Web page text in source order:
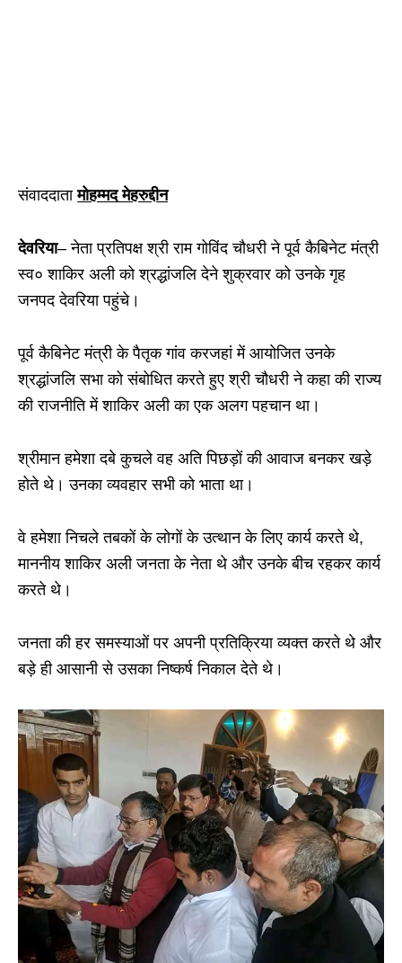
संवाददातामोहम्मद मेहरुद्दीन
देवरिया– नेता प्रतिपक्ष श्री राम गोविंद चौधरी ने पूर्व कैबिनेट मंत्री
स्व० शाकिर अली को श्रद्धांजलि देने शुक्रवार को उनके गृह
जनपद देवरिया पहुंचे।
पूर्व कैबिनेट मंत्री के पैतृक गांव करजहां में आयोजित उनके
श्रद्धांजलि सभा को संबोधित करते हुए श्री चौधरी ने कहा की राज्य
की राजनीति में शाकिर अली का एक अलग पहचान था।
श्रीमान हमेशा दबे कुचले वह अति पिछड़ों की आवाज बनकर खड़े
होते थे। उनका व्यवहार सभी को भाता था।
वे हमेशा निचले तबकों के लोगों के उत्थान के लिए कार्य करते थे,
माननीय शाकिर अली जनता के नेता थे और उनके बीच रहकर कार्य
करते थे।
जनता की हर समस्याओं पर अपनी प्रतिक्रिया व्यक्त करते थे और
बड़े ही आसानी से उसका निष्कर्ष निकाल देते थे।